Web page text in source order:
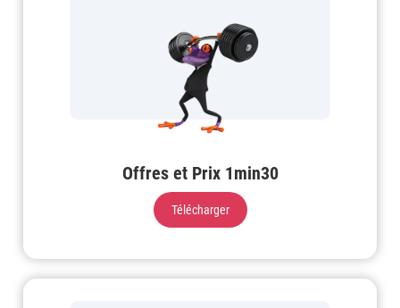
Offres et Prix 1min30
Télécharger